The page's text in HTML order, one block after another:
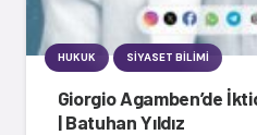
HUKUK SIYASET BILIMI
Giorgio Agamben’de
| Batuhan Yıldız